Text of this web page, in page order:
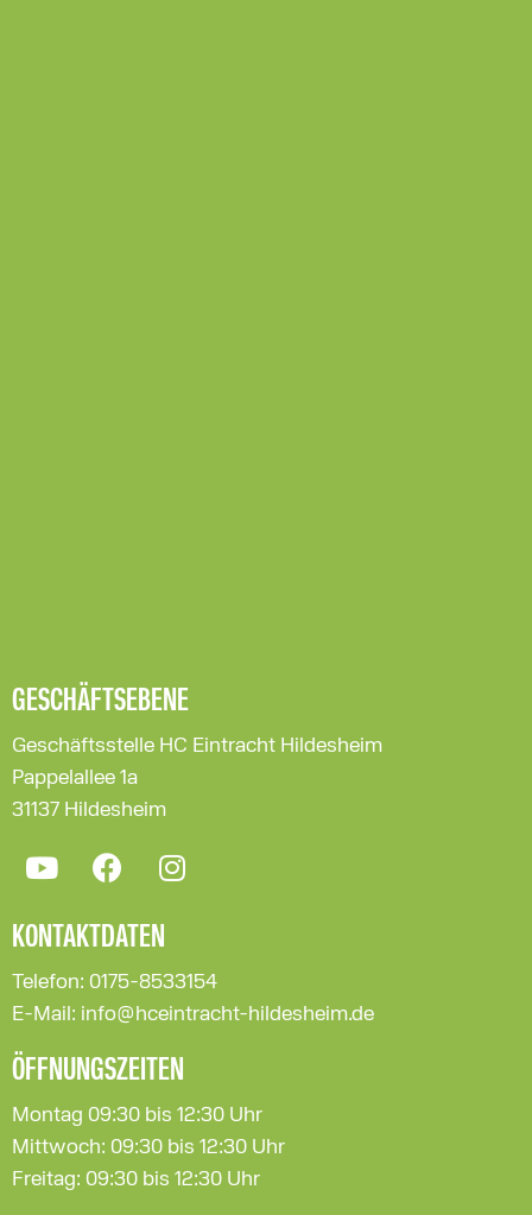
GESCHÄFTSEBENE
Geschäftsstelle HC Eintracht Hildesheim
Pappelallee 1a
31137 Hildesheim
KONTAKTDATEN
Telefon: 0175-8533154
E-Mail: info@hceintracht-hildesheim.de
ÖFFNUNGSZEITEN
Montag 09:30 bis 12:30 Uhr
Mittwoch: 09:30 bis 12:30 Uhr
Freitag: 09:30 bis 12:30 Uhr